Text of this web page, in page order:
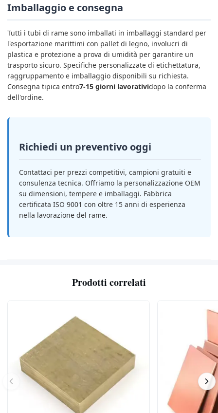
Imballaggio e consegna
Tutti i tubi di rame sono imballati in imballaggi standard per
l'esportazione marittimi con pallet di legno, involucri di
plastica e protezione a prova di umidità per garantire un
trasporto sicuro. Specifiche personalizzate di etichettatura,
raggruppamento e imballaggio disponibili su richiesta.
Consegna tipica entro7-15 giorni lavoratividopo la conferma
dell'ordine.
Richiedi un preventivo oggi
Contattaci per prezzi competitivi, campioni gratuiti e
consulenza tecnica. Offriamo la personalizzazione OEM
su dimensioni, tempere e imballaggi. Fabbrica
certificata ISO 9001 con oltre 15 anni di esperienza
nella lavorazione del rame.
Prodotti correlati